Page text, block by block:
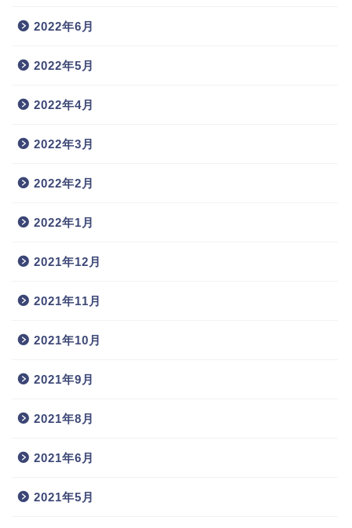
2022年6月
2022年5月
2022年4月
2022年3月
2022年2月
2022年1月
2021年12月
2021年11月
2021年10月
2021年9月
2021年8月
2021年6月
2021年5月